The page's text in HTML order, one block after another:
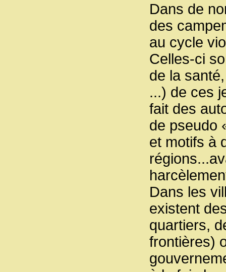
Dans de
des
au cycle
Celles-ci
de la
...) de ces
fait des
de pseudo
et motifs à
Dans les
existent
quartiers,
frontières)